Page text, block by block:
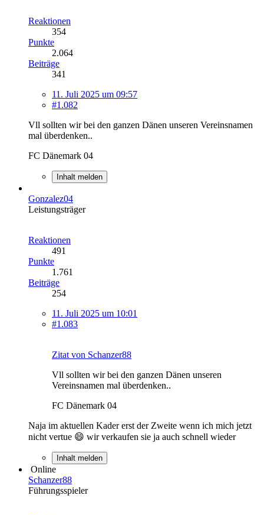
Reaktionen
354
Punkte
2.064
Beiträge
341
11. Juli 2025 um 09:57
#1.082
Vll sollten wir bei den ganzen Dänen unseren Vereinsnamen
mal überdenken..
FC Dänemark 04
Inhalt melden
Gonzalez04
Leistungsträger
Reaktionen
491
Punkte
1.761
Beiträge
254
11. Juli 2025 um 10:01
#1.083
Zitat von Schanzer88
Vll sollten wir bei den ganzen Dänen unseren
Vereinsnamen mal überdenken..
FC Dänemark 04
Naja im aktuellen Kader erst der Zweite wenn ich mich jetzt
nicht vertue 😄 wir verkaufen sie ja auch schnell wieder
Inhalt melden
Online
Schanzer88
Führungsspieler